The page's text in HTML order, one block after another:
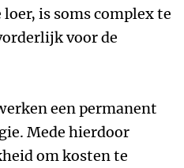
is soms complex te
voor de
een permanent
Mede hierdoor
om kosten te